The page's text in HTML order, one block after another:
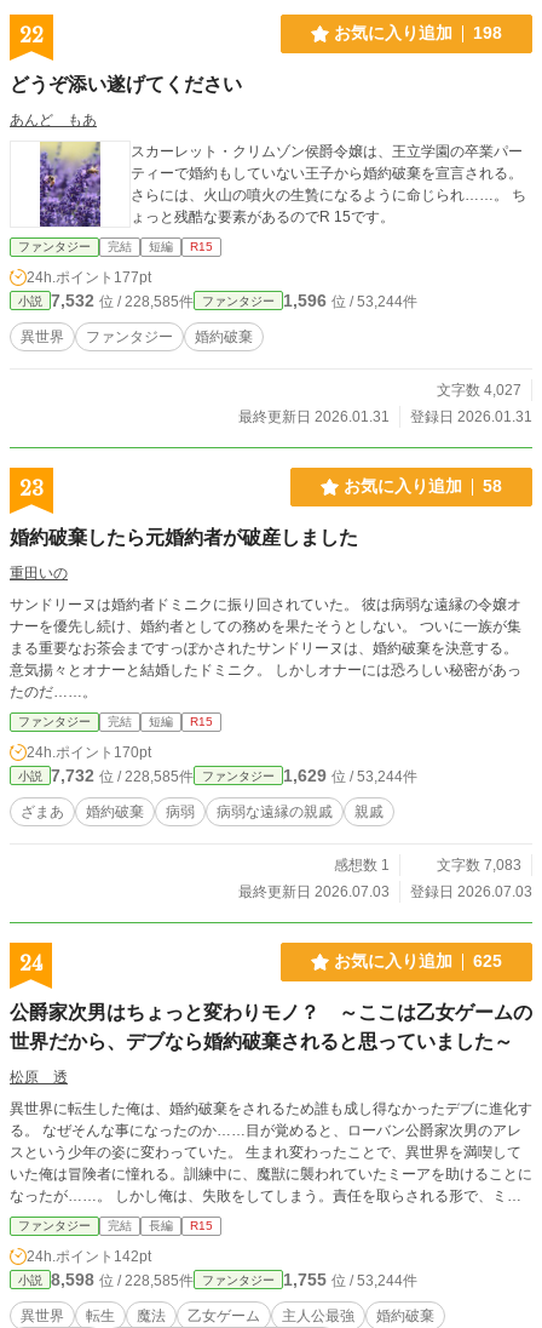
22 お気に入り追加 198
どうぞ添い遂げてください
あんど もあ
スカーレット・クリムゾン侯爵令嬢は、王立学園の卒業パー
ティーで婚約もしていない王子から婚約破棄を宣言される。
さらには、火山の噴火の生贄になるように命じられ……。 ち
ょっと残酷な要素があるのでR 15です。
ファンタジー 完結 短編 R15
24h.ポイント 177pt
小説 7,532 位 / 228,585件 ファンタジー 1,596 位 / 53,244件
異世界 ファンタジー 婚約破棄
文字数 4,027
最終更新日 2026.01.31
登録日 2026.01.31
23 お気に入り追加 58
婚約破棄したら元婚約者が破産しました
重田いの
サンドリーヌは婚約者ドミニクに振り回されていた。 彼は病弱な遠縁の令嬢オ
ナーを優先し続け、婚約者としての務めを果たそうとしない。 ついに一族が集
まる重要なお茶会まですっぽかされたサンドリーヌは、婚約破棄を決意する。
意気揚々とオナーと結婚したドミニク。 しかしオナーには恐ろしい秘密があっ
たのだ……。
ファンタジー 完結 短編 R15
24h.ポイント 170pt
小説 7,732 位 / 228,585件 ファンタジー 1,629 位 / 53,244件
ざまあ 婚約破棄 病弱 病弱な遠縁の親戚 親戚
感想数 1
文字数 7,083
最終更新日 2026.07.03
登録日 2026.07.03
24 お気に入り追加 625
公爵家次男はちょっと変わりモノ？ ～ここは乙女ゲームの
世界だから、デブなら婚約破棄されると思っていました～
松原 透
異世界に転生した俺は、婚約破棄をされるため誰も成し得なかったデブに進化す
る。 なぜそんな事になったのか……目が覚めると、ローバン公爵家次男のアレ
スという少年の姿に変わっていた。 生まれ変わったことで、異世界を満喫して
いた俺は冒険者に憧れる。訓練中に、魔獣に襲われていたミーアを助けることに
なったが……。 しかし俺は、失敗をしてしまう。責任を取らされる形で、ミー
アを婚約者として迎え入れることになった。その婚約者に奇妙な違和感を感じて
いた。 二人である場所へと行ったことで、この異世界が乙女ゲームだったこと
を理解した。 婚約破棄されるためのデブとなり、陰ながらミーアを守るため奮
闘する日々が始まる……はずだった。 カクヨム様 小説家になろう様でも掲載し
てます。
ファンタジー 完結 長編 R15
24h.ポイント 142pt
小説 8,598 位 / 228,585件 ファンタジー 1,755 位 / 53,244件
異世界 転生 魔法 乙女ゲーム 主人公最強 婚約破棄